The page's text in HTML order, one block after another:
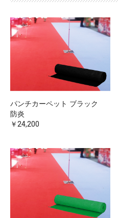
パンチカーペット ブラック
防炎
￥24,200